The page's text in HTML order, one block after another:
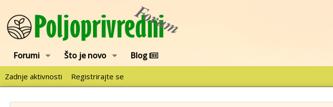
Forumi Što je novo Blog
Zadnje aktivnosti Registrirajte se